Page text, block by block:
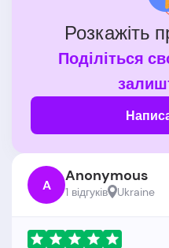
Розкажіть
Поділіться
A Anonymous
1 відгукiв Ukraine